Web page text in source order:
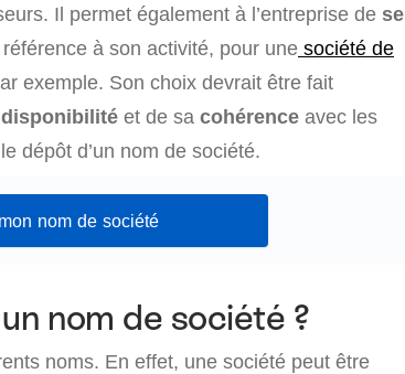
Il permet également à l’entreprise de se
à son activité, pour une société de
exemple. Son choix devrait être fait
disponibilité et de sa cohérence avec les
dépôt d’un nom de société.
nom de société
nom de société ?
noms. En effet, une société peut être